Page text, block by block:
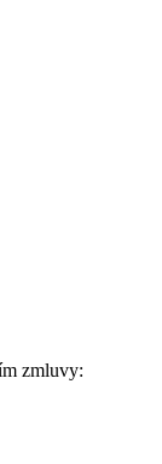
zmluvy: